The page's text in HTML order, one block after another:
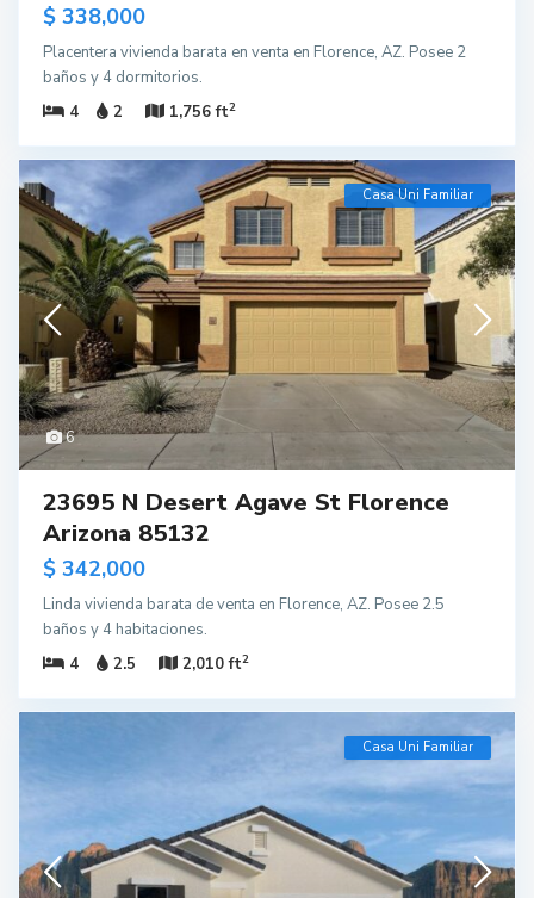
$ 338,000
Placentera vivienda barata en venta en Florence, AZ. Posee 2
baños y 4 dormitorios.
4
2 1,756 ft2
6
Casa Uni Familiar
23695 N Desert Agave St Florence
Arizona 85132
$ 342,000
Linda vivienda barata de venta en Florence, AZ. Posee 2.5
baños y 4 habitaciones.
4
2.5 2,010 ft2
Casa Uni Familiar